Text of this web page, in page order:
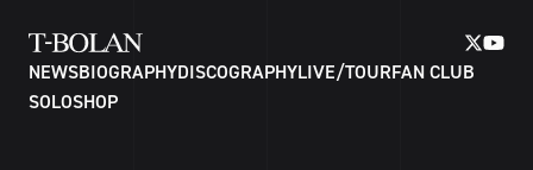
NEWSBIOGRAPHYDISCOGRAPHYLIVE/TOURFAN CLUB
SOLOSHOP